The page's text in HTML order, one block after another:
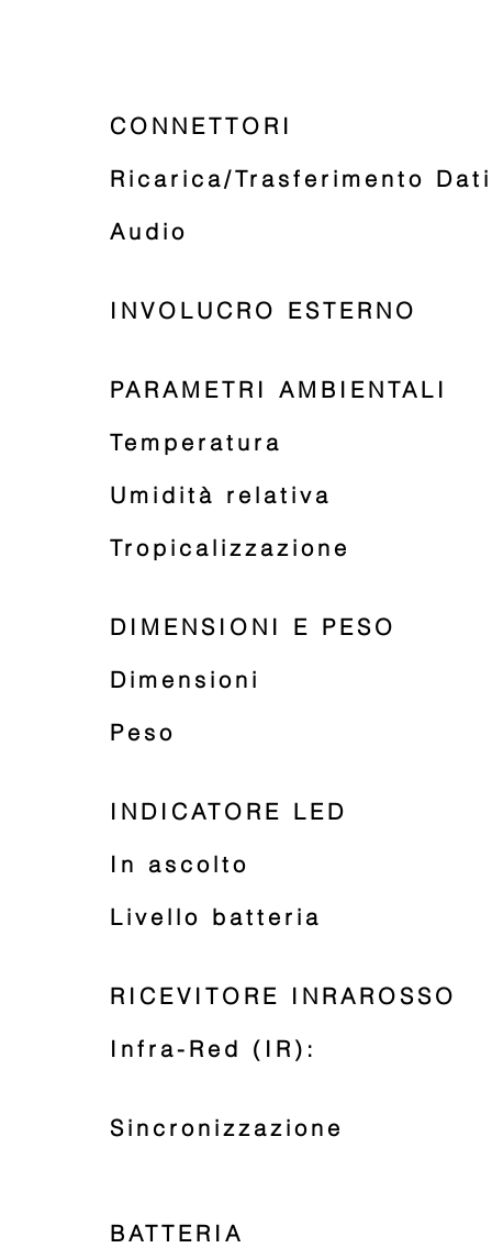
CONNETTORI
Ricarica/Trasferimento Dati
Audio
INVOLUCRO ESTERNO
PARAMETRI AMBIENTALI
Temperatura
Umidità relativa
Tropicalizzazione
DIMENSIONI E PESO
Dimensioni
Peso
INDICATORE LED
In ascolto
Livello batteria
RICEVITORE INRAROSSO
Infra-Red (IR):
Sincronizzazione
BATTERIA